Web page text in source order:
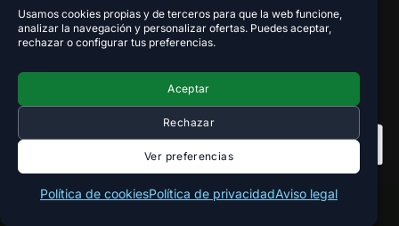
Usamos cookies propias y de terceros para que la web funcione,
analizar la navegación y personalizar ofertas. Puedes aceptar,
rechazar o configurar tus preferencias.
Aceptar
Rechazar
Ver preferencias
Política de cookiesPolítica de privacidadAviso legal
Copyright 2018-2026 - VaperZone ®